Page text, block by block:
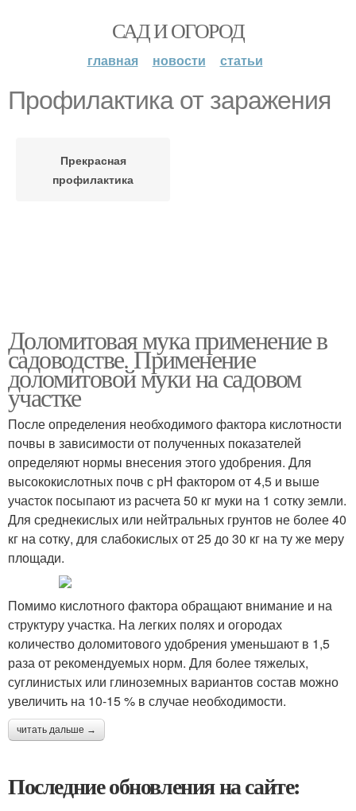
САД И ОГОРОД
главная новости статьи
Профилактика от заражения
Прекрасная
профилактика
Доломитовая мука применение в
садоводстве. Применение
доломитовой муки на садовом
участке
После определения необходимого фактора кислотности
почвы в зависимости от полученных показателей
определяют нормы внесения этого удобрения. Для
высококислотных почв с рН фактором от 4,5 и выше
участок посыпают из расчета 50 кг муки на 1 сотку земли.
Для среднекислых или нейтральных грунтов не более 40
кг на сотку, для слабокислых от 25 до 30 кг на ту же меру
площади.
Помимо кислотного фактора обращают внимание и на
структуру участка. На легких полях и огородах
количество доломитового удобрения уменьшают в 1,5
раза от рекомендуемых норм. Для более тяжелых,
суглинистых или глиноземных вариантов состав можно
увеличить на 10-15 % в случае необходимости.
читать дальше →
Последние обновления на сайте: